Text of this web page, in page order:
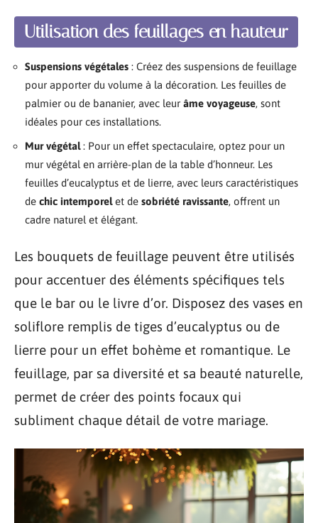
Utilisation des feuillages en hauteur
Suspensions végétales : Créez des suspensions de feuillage
pour apporter du volume à la décoration. Les feuilles de
palmier ou de bananier, avec leur âme voyageuse, sont
idéales pour ces installations.
Mur végétal: Pour un effet spectaculaire, optez pour un
mur végétal en arrière-plan de la table d’honneur. Les
feuilles d’eucalyptus et de lierre, avec leurs caractéristiques
de chic intemporelet de sobriété ravissante, offrent un
cadre naturel et élégant.
Les bouquets de feuillage peuvent être utilisés
pour accentuer des éléments spécifiques tels
que le bar ou le livre d’or. Disposez des vases en
soliflore remplis de tiges d’eucalyptus ou de
lierre pour un effet bohème et romantique. Le
feuillage, par sa diversité et sa beauté naturelle,
permet de créer des points focaux qui
subliment chaque détail de votre mariage.